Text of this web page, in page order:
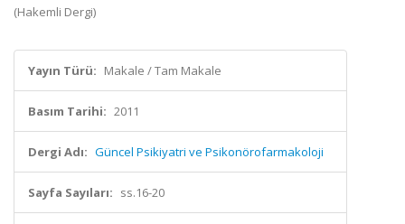
(Hakemli Dergi)
Yayın Türü: Makale / Tam Makale
Basım Tarihi: 2011
Dergi Adı: Güncel Psikiyatri ve Psikonörofarmakoloji
Sayfa Sayıları: ss.16-20